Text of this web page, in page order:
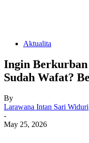
Aktualita
Ingin
Sudah Wafat?
By
Larawana Intan Sari Widuri
-
May 25, 2026